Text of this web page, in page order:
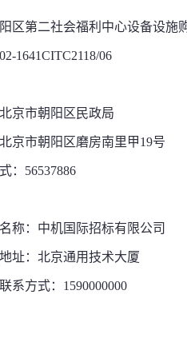
区第二社会福利中心设备设施
1641CITC2118/06
京市朝阳区民政局
京市朝阳区磨房南里甲19号
： 56537886
称：中机国际招标有限公司
址：北京通用技术大厦
系方式： 1590000000